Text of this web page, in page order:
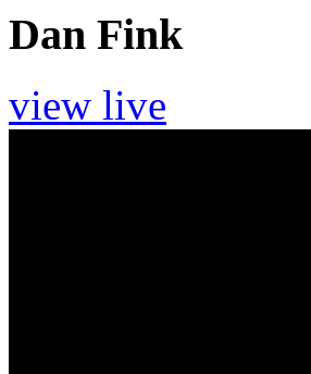
Dan Fink
view live